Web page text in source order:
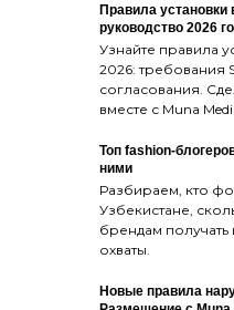
Правила установки
руководство 2026
Узнайте правила
2026: требования
согласования.
вместе с Muna
Топ fashion-
ними
Разбираем, кто
Узбекистане,
брендам
охваты.
Новые правила